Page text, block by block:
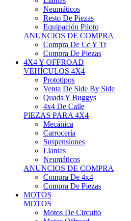
Neumáticos
Resto De Piezas
Equipación Piloto
ANUNCIOS DE COMPRA
Compra De Cc Y Tt
Compra De Piezas
4X4 Y OFFROAD
VEHÍCULOS 4X4
Prototipos
Venta De Side By Side
Quads Y Buggys
4x4 De Calle
PIEZAS PARA 4X4
Mecánica
Carrocería
Suspensiones
Llantas
Neumáticos
ANUNCIOS DE COMPRA
Compra De 4x4
Compra De Piezas
MOTOS
MOTOS
Motos De Circuito